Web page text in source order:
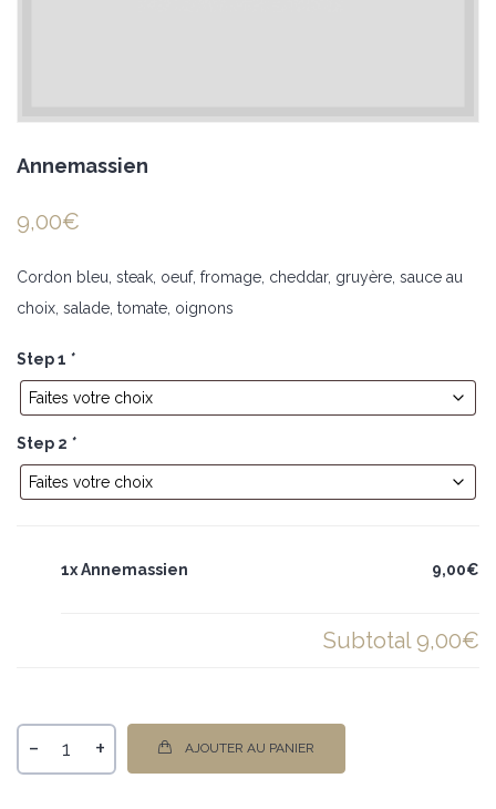
Annemassien
9,00€
Cordon bleu, steak, oeuf, fromage, cheddar, gruyère, sauce au
choix, salade, tomate, oignons
Step 1 *
Step 2 *
1x Annemassien 9,00€
Subtotal9,00€
- + AJOUTER AU PANIER